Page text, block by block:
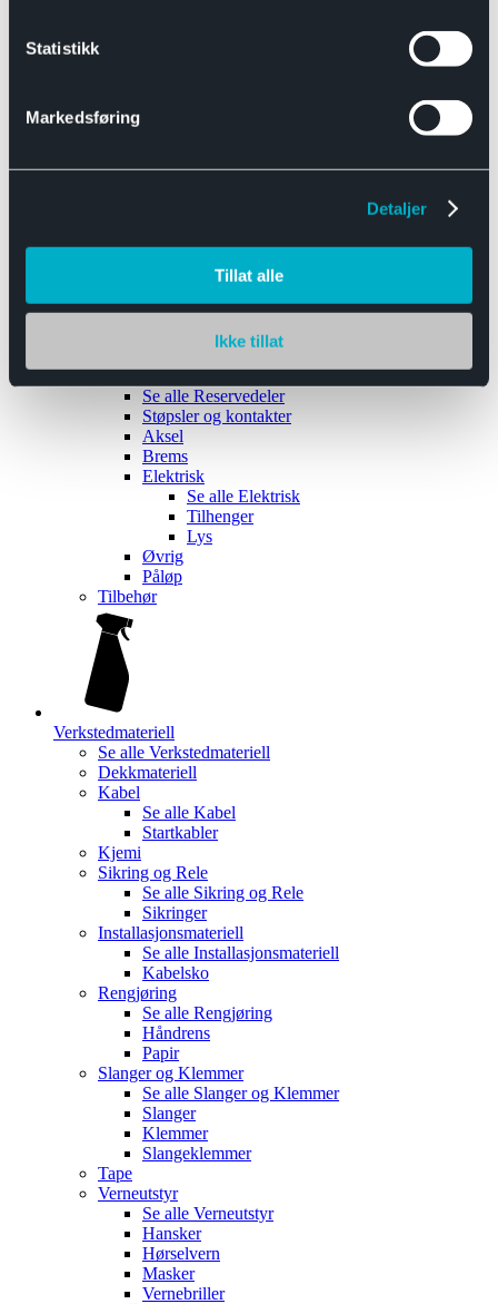
Statistikk
Markedsføring
Detaljer
Tillat alle
Ikke tillat
Båthengere
Reservedeler
Se alle Reservedeler
Støpsler og kontakter
Aksel
Brems
Elektrisk
Se alle Elektrisk
Tilhenger
Lys
Øvrig
Påløp
Tilbehør
Verkstedmateriell
Se alle Verkstedmateriell
Dekkmateriell
Kabel
Se alle Kabel
Startkabler
Kjemi
Sikring og Rele
Se alle Sikring og Rele
Sikringer
Installasjonsmateriell
Se alle Installasjonsmateriell
Kabelsko
Rengjøring
Se alle Rengjøring
Håndrens
Papir
Slanger og Klemmer
Se alle Slanger og Klemmer
Slanger
Klemmer
Slangeklemmer
Tape
Verneutstyr
Se alle Verneutstyr
Hansker
Hørselvern
Masker
Vernebriller